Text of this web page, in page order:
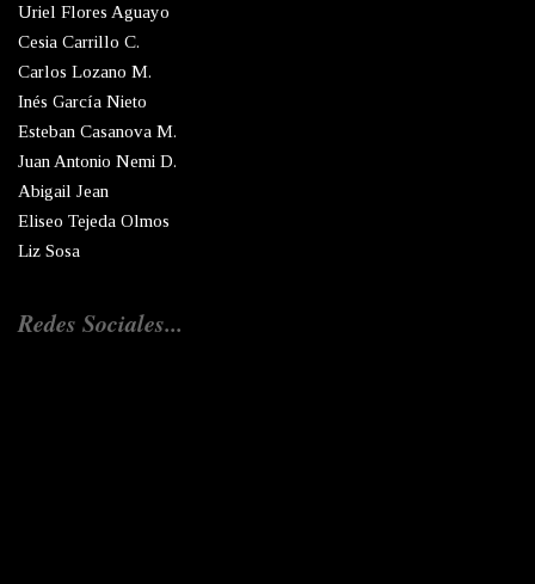
Uriel Flores Aguayo
Cesia Carrillo C.
Carlos Lozano M.
Inés García Nieto
Esteban Casanova M.
Juan Antonio Nemi D.
Abigail Jean
Eliseo Tejeda Olmos
Liz Sosa
Redes Sociales...